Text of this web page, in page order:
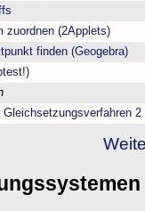
zuordnen (2Applets)
finden (Geogebra)
2